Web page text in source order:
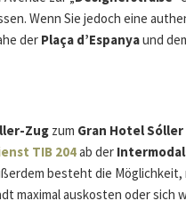
Wenn Sie jedoch eine
der Plaça d’Espanyaund
Zug zum Gran Hotel Sóller
TIB 204ab der
besteht die
auskosten oder sich